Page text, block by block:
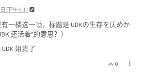
下午5:17
一楼这一帧，标题是 UDKの生存を仄めか
还活着"的意思？）
姐贵了
0